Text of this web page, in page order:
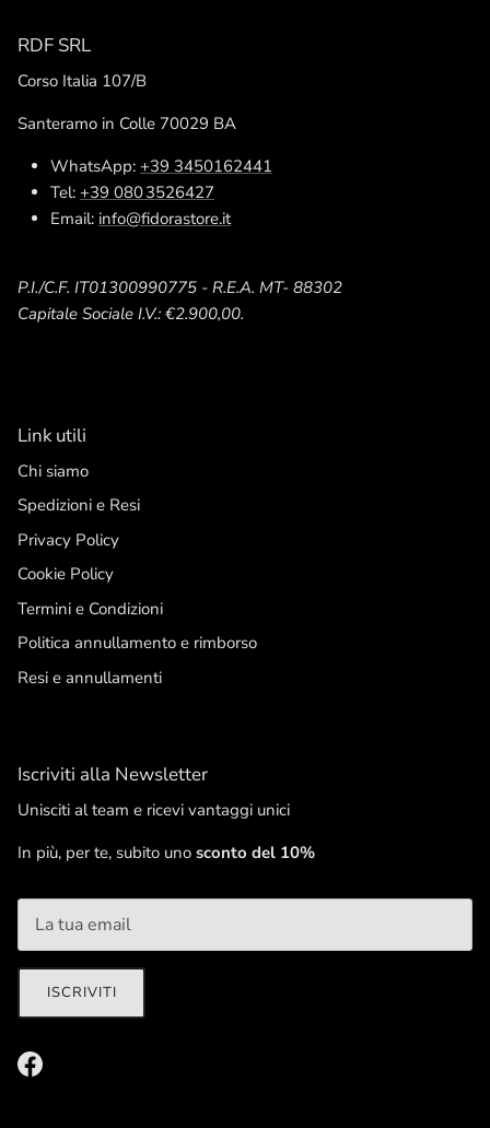
RDF SRL
Corso Italia 107/B
Santeramo in Colle 70029 BA
WhatsApp: +39 3450162441
Tel: +39 080 3526427
Email: info@fidorastore.it
P.I./C.F. IT01300990775 - R.E.A. MT- 88302
Capitale Sociale I.V.: €2.900,00.
Link utili
Chi siamo
Spedizioni e Resi
Privacy Policy
Cookie Policy
Termini e Condizioni
Politica annullamento e rimborso
Resi e annullamenti
Iscriviti alla Newsletter
Unisciti al team e ricevi vantaggi unici
In più, per te, subito uno sconto del 10%
ISCRIVITI
Facebook